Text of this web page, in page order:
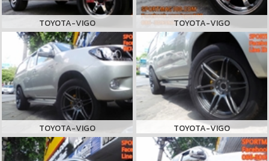
TOYOTA-VIGO TOYOTA-VIGO
TOYOTA-VIGO TOYOTA-VIGO